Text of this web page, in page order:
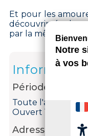
Et pour les
découvrir
par la même
Période
Toute l'année le
Ouvert 1er
Adresse